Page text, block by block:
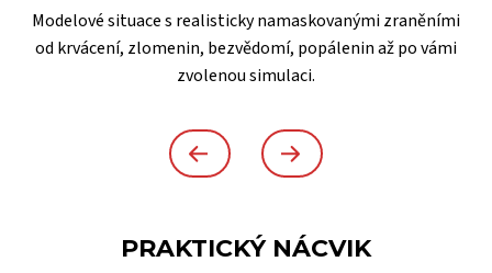
Modelové situace s realisticky namaskovanými zraněními
od krvácení, zlomenin, bezvědomí, popálenin až po vámi
zvolenou simulaci.
PRAKTICKÝ NÁCVIK